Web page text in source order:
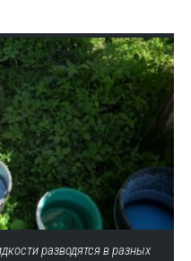
разводятся в разных